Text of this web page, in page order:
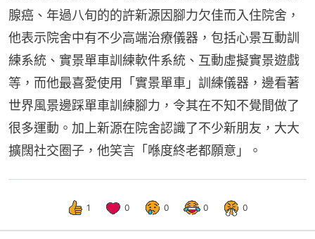
腺癌、年過八旬的的許新源因腳力欠佳而入住院舍，
他表示院舍中有不少高端治療儀器，包括心景互動訓
練系統、實景單車訓練軟件系統、互動虛擬實景遊戲
等，而他最喜愛使用「實景單車」訓練儀器，邊看著
世界風景邊踩單車訓練腳力，令其在不知不覺間做了
很多運動。加上新源在院舍認識了不少新朋友，大大
擴闊社交圈子，他笑言「喺度終老都願意」。
1 0 0 0 0